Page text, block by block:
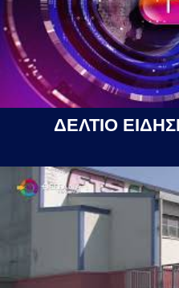
ΔΕΛΤΙΟ